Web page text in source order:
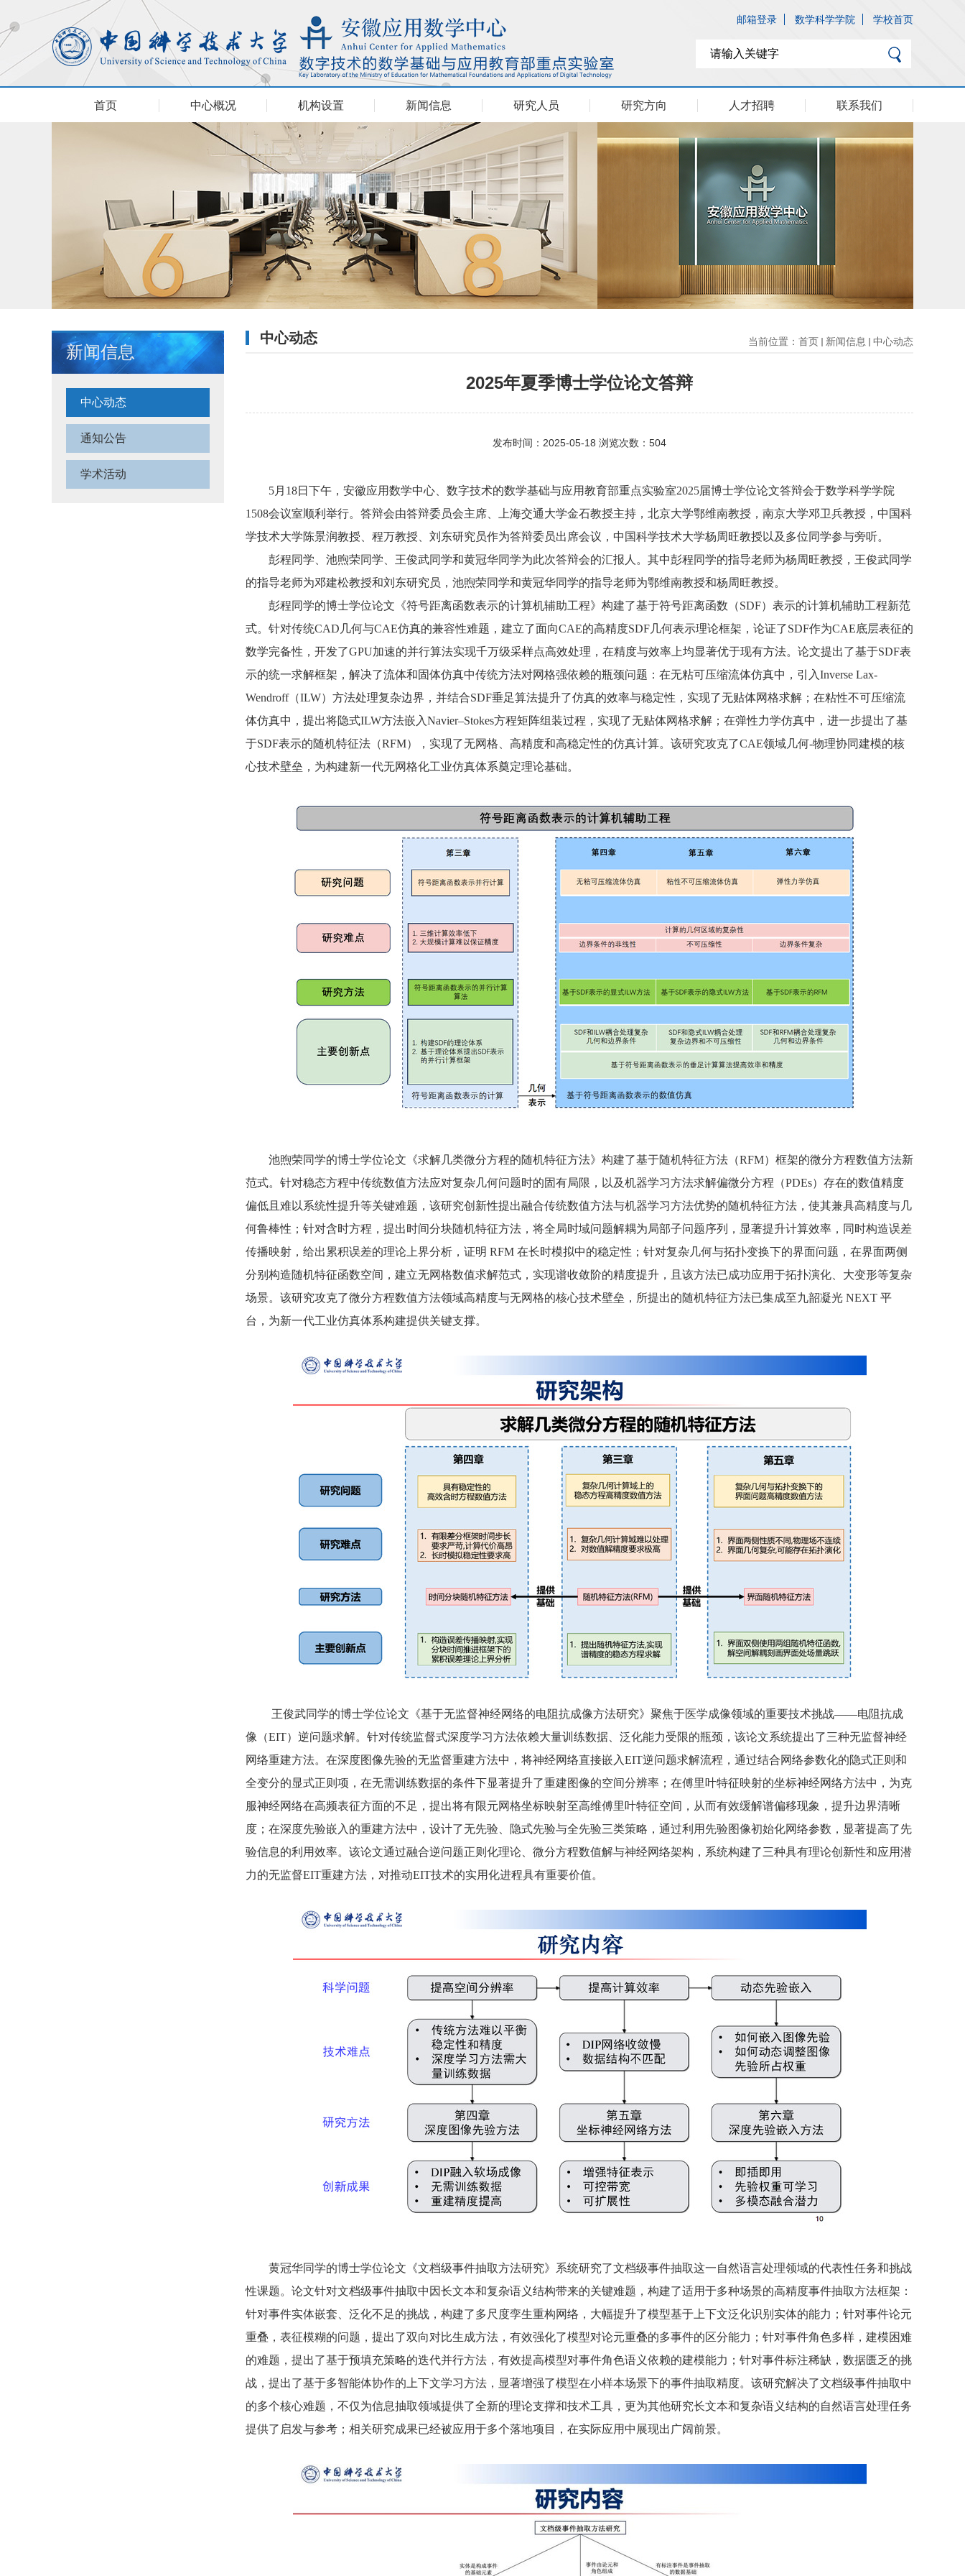
邮箱登录 数学科学学院 学校首页
首页 中心概况 机构设置 新闻信息 研究人员 研究方向 人才招聘 联系我们
新闻信息
中心动态
通知公告
学术活动
中心动态 当前位置： 首页 新闻信息 中心动态
2025年夏季博士学位论文答辩
发布时间：2025-05-18 浏览次数： 504
5月18日下午，安徽应用数学中心、数字技术的数学基础与应用教育部重点实验室2025届博士学位论文答辩会于数学科学学院
1508会议室顺利举行。答辩会由答辩委员会主席、上海交通大学金石教授主持，北京大学鄂维南教授，南京大学邓卫兵教授，中国科
学技术大学陈景润教授、程万教授、刘东研究员作为答辩委员出席会议，中国科学技术大学杨周旺教授以及多位同学参与旁听。
彭程同学、池煦荣同学、王俊武同学和黄冠华同学为此次答辩会的汇报人。其中彭程同学的指导老师为杨周旺教授，王俊武同学
的指导老师为邓建松教授和刘东研究员，池煦荣同学和黄冠华同学的指导老师为鄂维南教授和杨周旺教授。
彭程同学的博士学位论文《符号距离函数表示的计算机辅助工程》构建了基于符号距离函数（SDF）表示的计算机辅助工程新范
式。针对传统CAD几何与CAE仿真的兼容性难题，建立了面向CAE的高精度SDF几何表示理论框架，论证了SDF作为CAE底层表征的
数学完备性，开发了GPU加速的并行算法实现千万级采样点高效处理，在精度与效率上均显著优于现有方法。论文提出了基于SDF表
示的统一求解框架，解决了流体和固体仿真中传统方法对网格强依赖的瓶颈问题：在无粘可压缩流体仿真中，引入Inverse Lax-
Wendroff（ILW）方法处理复杂边界，并结合SDF垂足算法提升了仿真的效率与稳定性，实现了无贴体网格求解；在粘性不可压缩流
体仿真中，提出将隐式ILW方法嵌入Navier–Stokes方程矩阵组装过程，实现了无贴体网格求解；在弹性力学仿真中，进一步提出了基
于SDF表示的随机特征法（RFM），实现了无网格、高精度和高稳定性的仿真计算。该研究攻克了CAE领域几何-物理协同建模的核
心技术壁垒，为构建新一代无网格化工业仿真体系奠定理论基础。
池煦荣同学的博士学位论文《求解几类微分方程的随机特征方法》构建了基于随机特征方法（RFM）框架的微分方程数值方法新
范式。针对稳态方程中传统数值方法应对复杂几何问题时的固有局限，以及机器学习方法求解偏微分方程（PDEs）存在的数值精度
偏低且难以系统性提升等关键难题，该研究创新性提出融合传统数值方法与机器学习方法优势的随机特征方法，使其兼具高精度与几
何鲁棒性；针对含时方程，提出时间分块随机特征方法，将全局时域问题解耦为局部子问题序列，显著提升计算效率，同时构造误差
传播映射，给出累积误差的理论上界分析，证明 RFM 在长时模拟中的稳定性；针对复杂几何与拓扑变换下的界面问题，在界面两侧
分别构造随机特征函数空间，建立无网格数值求解范式，实现谱收敛阶的精度提升，且该方法已成功应用于拓扑演化、大变形等复杂
场景。该研究攻克了微分方程数值方法领域高精度与无网格的核心技术壁垒，所提出的随机特征方法已集成至九韶凝光 NEXT 平
台，为新一代工业仿真体系构建提供关键支撑。
王俊武同学的博士学位论文《基于无监督神经网络的电阻抗成像方法研究》聚焦于医学成像领域的重要技术挑战——电阻抗成
像（EIT）逆问题求解。针对传统监督式深度学习方法依赖大量训练数据、泛化能力受限的瓶颈，该论文系统提出了三种无监督神经
网络重建方法。在深度图像先验的无监督重建方法中，将神经网络直接嵌入EIT逆问题求解流程，通过结合网络参数化的隐式正则和
全变分的显式正则项，在无需训练数据的条件下显著提升了重建图像的空间分辨率；在傅里叶特征映射的坐标神经网络方法中，为克
服神经网络在高频表征方面的不足，提出将有限元网格坐标映射至高维傅里叶特征空间，从而有效缓解谱偏移现象，提升边界清晰
度；在深度先验嵌入的重建方法中，设计了无先验、隐式先验与全先验三类策略，通过利用先验图像初始化网络参数，显著提高了先
验信息的利用效率。该论文通过融合逆问题正则化理论、微分方程数值解与神经网络架构，系统构建了三种具有理论创新性和应用潜
力的无监督EIT重建方法，对推动EIT技术的实用化进程具有重要价值。
黄冠华同学的博士学位论文《文档级事件抽取方法研究》系统研究了文档级事件抽取这一自然语言处理领域的代表性任务和挑战
性课题。论文针对文档级事件抽取中因长文本和复杂语义结构带来的关键难题，构建了适用于多种场景的高精度事件抽取方法框架：
针对事件实体嵌套、泛化不足的挑战，构建了多尺度孪生重构网络，大幅提升了模型基于上下文泛化识别实体的能力；针对事件论元
重叠，表征模糊的问题，提出了双向对比生成方法，有效强化了模型对论元重叠的多事件的区分能力；针对事件角色多样，建模困难
的难题，提出了基于预填充策略的迭代并行方法，有效提高模型对事件角色语义依赖的建模能力；针对事件标注稀缺，数据匮乏的挑
战，提出了基于多智能体协作的上下文学习方法，显著增强了模型在小样本场景下的事件抽取精度。该研究解决了文档级事件抽取中
的多个核心难题，不仅为信息抽取领域提供了全新的理论支撑和技术工具，更为其他研究长文本和复杂语义结构的自然语言处理任务
提供了启发与参考；相关研究成果已经被应用于多个落地项目，在实际应用中展现出广阔前景。